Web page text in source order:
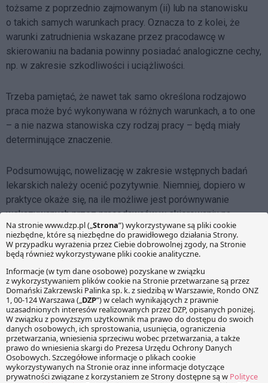
tożsame z poprzednio zajmowanym (ii) lub na stanowisku
o takich samych warunkach pracy. Oznacza to z kolei, że
warunki zatrudnienia wskazane przez pracodawcę w
skierowaniu na badania powinny posiadać analogiczne cechy,
np. w zakresie szkodliwości i uciążliwości.
Trzeba pamiętać, że nawet tak samo określona rodzajowo
praca może być wykonywana w różnych warunkach, a to one
– a nie nazwa stanowiska czy rodzaj pracy – będą miały
determinujące znaczenie.
Podsumowując, nowelizację w zakresie wstępnych badań
lekarskich należy ocenić pozytywnie. Niemniej, dopiero w
praktyce okaże się, na ile możliwe jest porównywanie
wskazywanych przez pracodawców w skierowaniu na
profilaktyczne badania lekarskie warunków pracy i jak sobie
z tym radzą pracodawcy, a tym samym, na ile przydatne są
mechanizmy porównania warunków pracy przyjęte przez
ustawodawcę.
Pobierz:Wzór skierowania na profilaktyczne badania
lekarskie
Facebook Share on X LinkedIn